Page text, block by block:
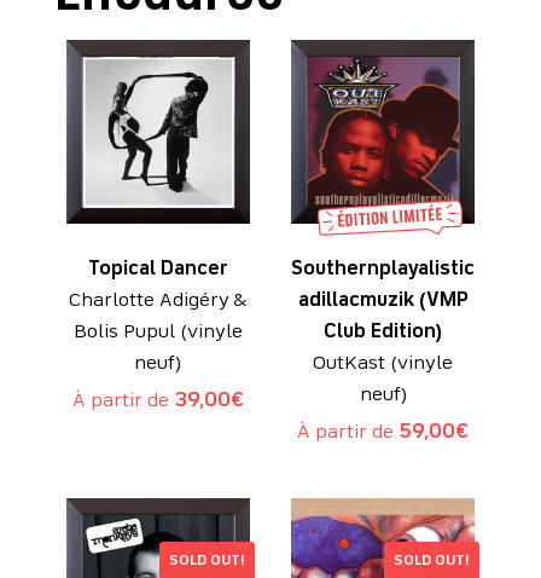
Topical Dancer
Charlotte Adigéry &
Bolis Pupul (vinyle
neuf)
À partir de 39,00€
Southernplayalistic
adillacmuzik (VMP
Club Edition)
OutKast (vinyle
neuf)
À partir de 59,00€
SOLD OUT! SOLD OUT!